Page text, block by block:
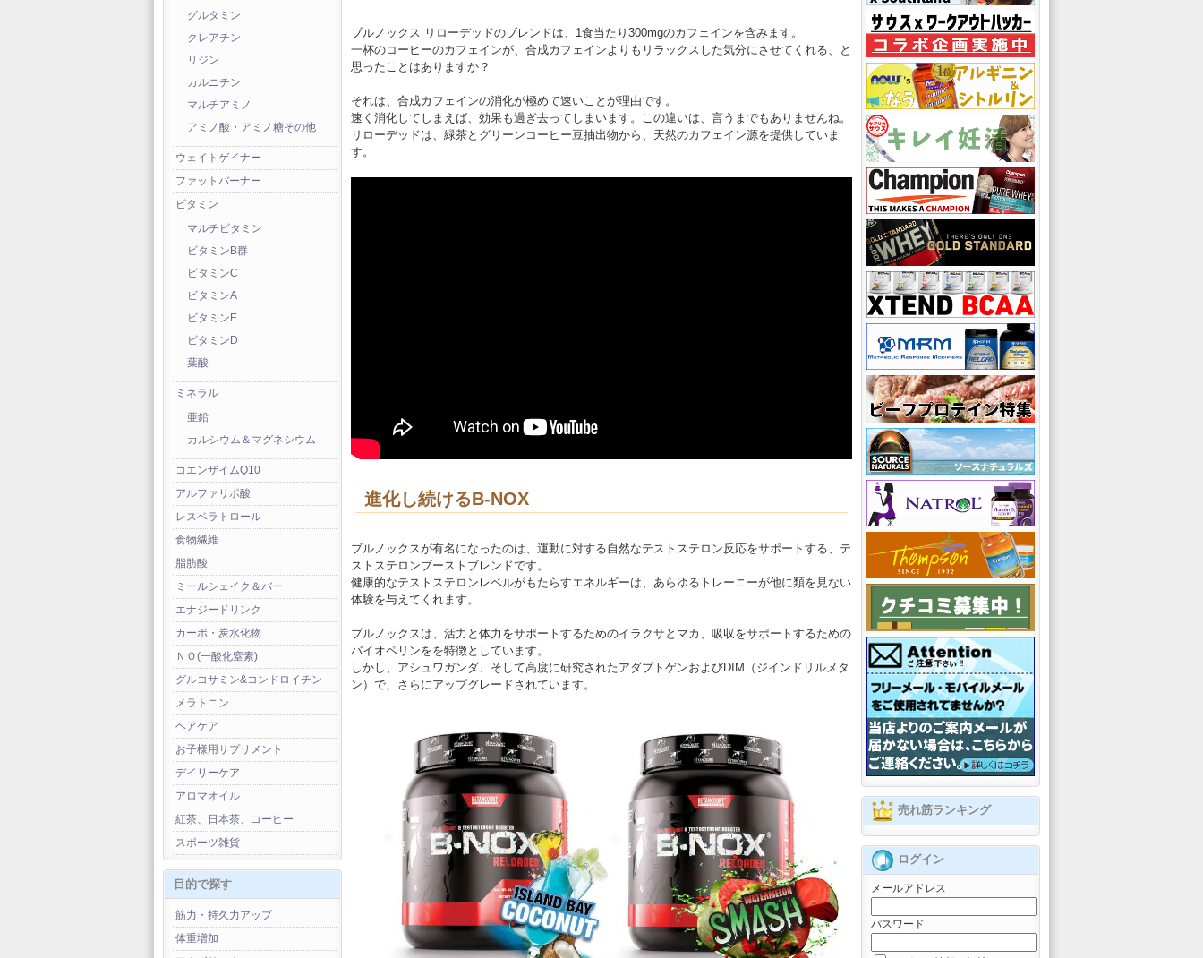
グルタミン
クレアチン
リジン
カルニチン
マルチアミノ
アミノ酸・アミノ糖その他
ウェイトゲイナー
ファットバーナー
ビタミン
マルチビタミン
ビタミンB群
ビタミンC
ビタミンA
ビタミンE
ビタミンD
葉酸
ミネラル
亜鉛
カルシウム＆マグネシウム
コエンザイムQ10
アルファリポ酸
レスベラトロール
食物繊維
脂肪酸
ミールシェイク＆バー
エナジードリンク
カーボ・炭水化物
ＮＯ(一酸化窒素)
グルコサミン&コンドロイチン
メラトニン
ヘアケア
お子様用サプリメント
デイリーケア
アロマオイル
紅茶、日本茶、コーヒー
スポーツ雑貨
目的で探す
筋力・持久力アップ
体重増加
ブルノックス リローデッドのブレンドは、1食当たり300mgのカフェインを含みます。
一杯のコーヒーのカフェインが、合成カフェインよりもリラックスした気分にさせてくれる、と
思ったことはありますか？
それは、合成カフェインの消化が極めて速いことが理由です。
速く消化してしまえば、効果も過ぎ去ってしまいます。この違いは、言うまでもありませんね。
リローデッドは、緑茶とグリーンコーヒー豆抽出物から、天然のカフェイン源を提供していま
す。
進化し続けるB-NOX
ブルノックスが有名になったのは、運動に対する自然なテストステロン反応をサポートする、テ
ストステロンブーストブレンドです。
健康的なテストステロンレベルがもたらすエネルギーは、あらゆるトレーニーが他に類を見ない
体験を与えてくれます。
ブルノックスは、活力と体力をサポートするためのイラクサとマカ、吸収をサポートするための
バイオペリンをを特徴としています。
しかし、アシュワガンダ、そして高度に研究されたアダプトゲンおよびDIM（ジインドリルメタ
ン）で、さらにアップグレードされています。
売れ筋ランキング
ログイン
メールアドレス
パスワード